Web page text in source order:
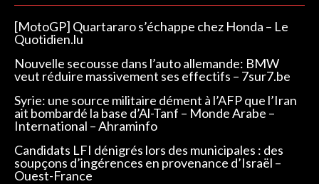
[MotoGP] Quartararo s’échappe chez Honda – Le
Quotidien.lu
Nouvelle secousse dans l’auto allemande: BMW
veut réduire massivement ses effectifs – 7sur7.be
Syrie: une source militaire dément à l’AFP que l’Iran
ait bombardé la base d’Al-Tanf – Monde Arabe –
International – Ahraminfo
Candidats LFI dénigrés lors des municipales : des
soupçons d’ingérences en provenance d’Israël –
Ouest-France